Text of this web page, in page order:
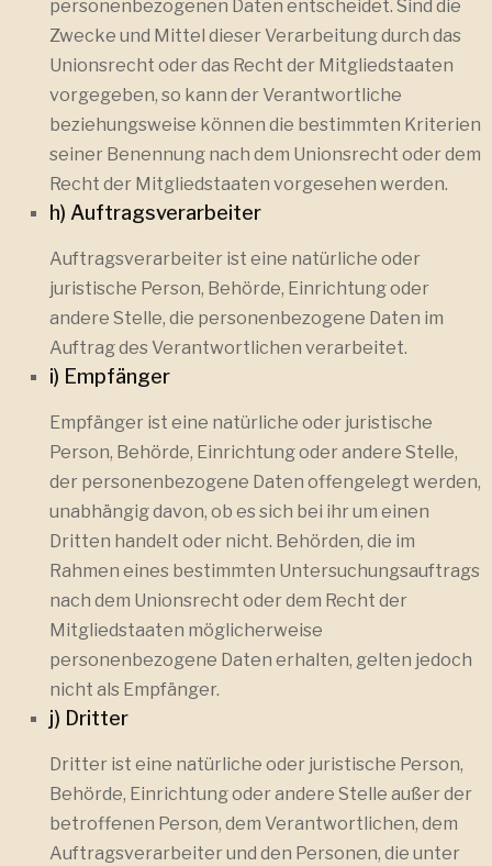
personenbezogenen Daten entscheidet. Sind die
Zwecke und Mittel dieser Verarbeitung durch das
Unionsrecht oder das Recht der Mitgliedstaaten
vorgegeben, so kann der Verantwortliche
beziehungsweise können die bestimmten Kriterien
seiner Benennung nach dem Unionsrecht oder dem
Recht der Mitgliedstaaten vorgesehen werden.
h) Auftragsverarbeiter
Auftragsverarbeiter ist eine natürliche oder
juristische Person, Behörde, Einrichtung oder
andere Stelle, die personenbezogene Daten im
Auftrag des Verantwortlichen verarbeitet.
i) Empfänger
Empfänger ist eine natürliche oder juristische
Person, Behörde, Einrichtung oder andere Stelle,
der personenbezogene Daten offengelegt werden,
unabhängig davon, ob es sich bei ihr um einen
Dritten handelt oder nicht. Behörden, die im
Rahmen eines bestimmten Untersuchungsauftrags
nach dem Unionsrecht oder dem Recht der
Mitgliedstaaten möglicherweise
personenbezogene Daten erhalten, gelten jedoch
nicht als Empfänger.
j) Dritter
Dritter ist eine natürliche oder juristische Person,
Behörde, Einrichtung oder andere Stelle außer der
betroffenen Person, dem Verantwortlichen, dem
Auftragsverarbeiter und den Personen, die unter